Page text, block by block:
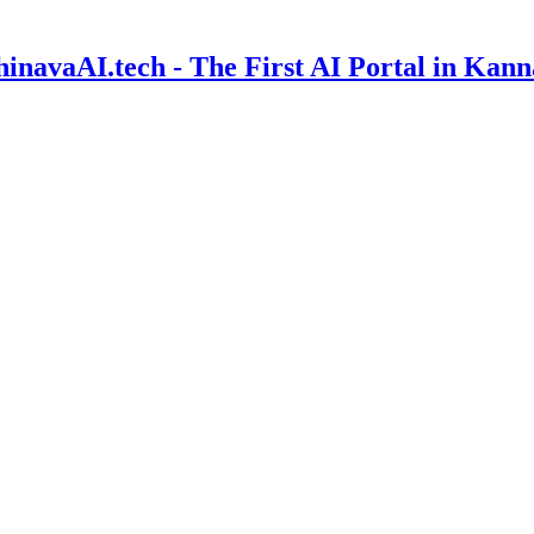
- The First AI Portal in